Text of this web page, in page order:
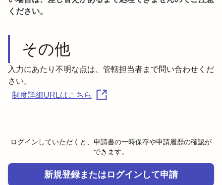
ください。
その他
入力にあたり不明な点は、管轄担当者まで問い合わせくだ
さい。
制度詳細URLはこちら
ログインしていただくと、申請書の一時保存や申請履歴の確認が
できます。
新規登録またはログインして申請